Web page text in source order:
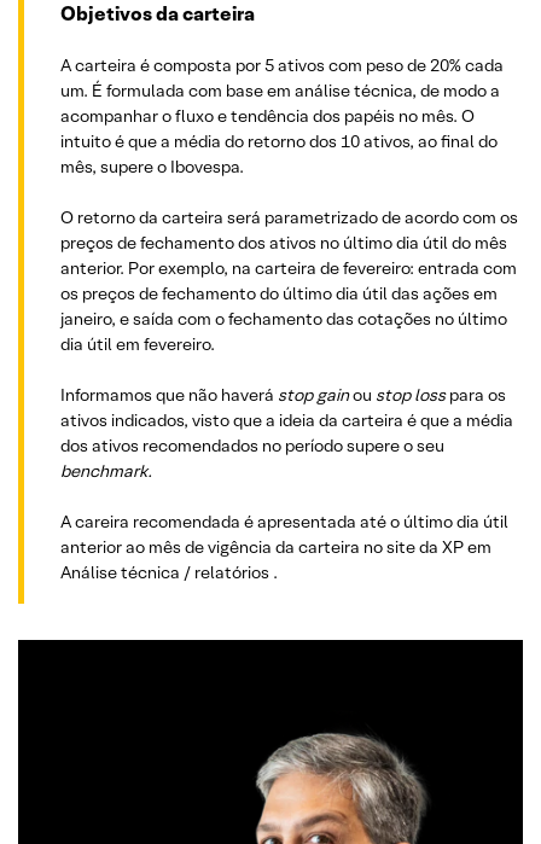
Objetivos da carteira
A carteira é composta por 5 ativos com peso de 20% cada
um. É formulada com base em análise técnica, de modo a
acompanhar o fluxo e tendência dos papéis no mês. O
intuito é que a média do retorno dos 10 ativos, ao final do
mês, supere o Ibovespa.
O retorno da carteira será parametrizado de acordo com os
preços de fechamento dos ativos no último dia útil do mês
anterior. Por exemplo, na carteira de fevereiro: entrada com
os preços de fechamento do último dia útil das ações em
janeiro, e saída com o fechamento das cotações no último
dia útil em fevereiro.
Informamos que não haverá stop gainou stop losspara os
ativos indicados, visto que a ideia da carteira é que a média
dos ativos recomendados no período supere o seu
benchmark.
A careira recomendada é apresentada até o último dia útil
anterior ao mês de vigência da carteira no site da XP em
Análise técnica / relatórios .